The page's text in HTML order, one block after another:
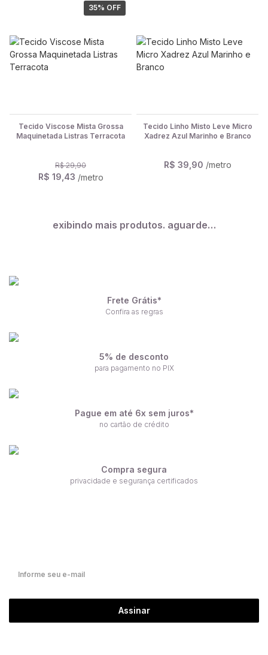
35% OFF
Tecido Viscose Mista Grossa
Maquinetada Listras Terracota
R$ 29,90
R$ 19,43 /metro
Tecido Linho Misto Leve Micro
Xadrez Azul Marinho e Branco
R$ 39,90 /metro
exibindo mais produtos. aguarde…
Frete Grátis*
Confira as regras
5% de desconto
para pagamento no PIX
Pague em até 6x sem juros*
no cartão de crédito
Compra segura
privacidade e segurança certificados
Assinar